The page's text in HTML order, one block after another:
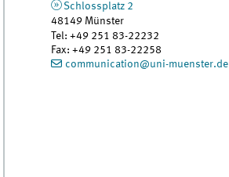
Schlossplatz 2
48149 Münster
Tel:+49 251 83-22232
Fax:+49 251 83-22258
communication@uni-muenster.de